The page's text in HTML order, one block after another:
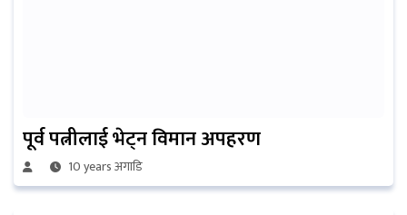
पूर्व पत्नीलाई भेट्न विमान अपहरण
10 years अगाडि